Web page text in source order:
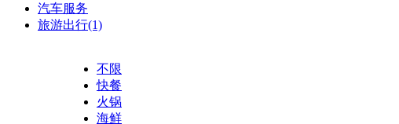
汽车服务
旅游出行(1)
不限
快餐
火锅
海鲜